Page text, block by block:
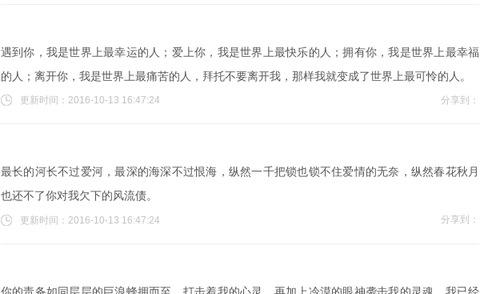
遇到你，我是世界上最幸运的人；爱上你，我是世界上最快乐的人；拥有你，我是世界上最幸福
的人；离开你，我是世界上最痛苦的人，拜托不要离开我，那样我就变成了世界上最可怜的人。
更新时间：2016-10-13 16:47:24 分享到：
最长的河长不过爱河，最深的海深不过恨海，纵然一千把锁也锁不住爱情的无奈，纵然春花秋月
也还不了你对我欠下的风流债。
更新时间：2016-10-13 16:47:24 分享到：